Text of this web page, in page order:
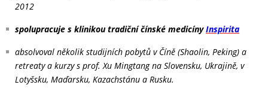
2012
spolupracuje s klinikou tradiční čínské medicínyInspirita
absolvoval několik studijních pobytů v Číně (Shaolin, Peking) a
retreaty a kurzy s prof. Xu Mingtang na Slovensku, Ukrajině, v
Lotyšsku, Maďarsku, Kazachstánu a Rusku.